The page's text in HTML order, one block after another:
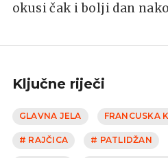
okusi čak i bolji dan
Ključne riječi
GLAVNA JELA FRANCUSKA
# RAJČICA # PATLIDŽAN